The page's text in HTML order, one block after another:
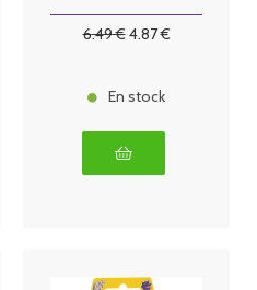
6.49€4.87€
En stock